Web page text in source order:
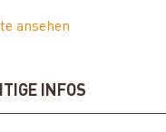
ansehen
INFOS